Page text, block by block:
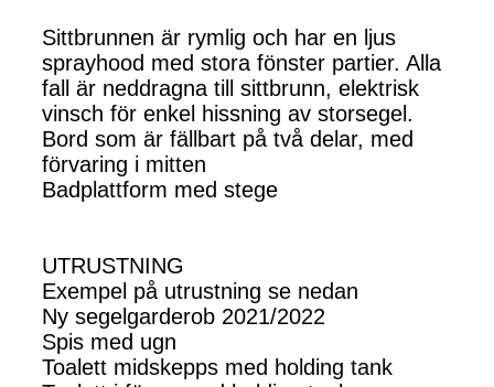
Sittbrunnen är rymlig och har en ljus
sprayhood med stora fönster partier. Alla
fall är neddragna till sittbrunn, elektrisk
vinsch för enkel hissning av storsegel.
Bord som är fällbart på två delar, med
förvaring i mitten
Badplattform med stege
UTRUSTNING
Exempel på utrustning se nedan
Ny segelgarderob 2021/2022
Spis med ugn
Toalett midskepps med holding tank